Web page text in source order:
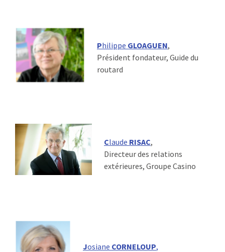
Philippe GLOAGUEN,
Président fondateur, Guide du
routard
Claude RISAC,
Directeur des relations
extérieures, Groupe Casino
Josiane CORNELOUP,